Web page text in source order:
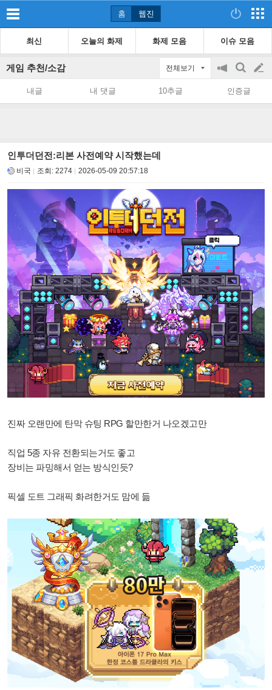
홈 웹진
최신 오늘의 화제 화제 모음 이슈 모음
게임 추천/소감 전체보기
공
on/off
검
색
글
쓰
내글 내 댓글 10추글 인증글
인투더던전:리본 사전예약 시작했는데
비국 조회: 2274 2026-05-09 20:57:18
진짜 오랜만에 탄막 슈팅 RPG 할만한거 나오겠고만
직업 5종 자유 전환되는거도 좋고
장비는 파밍해서 얻는 방식인듯?
픽셀 도트 그래픽 화려한거도 맘에 듦